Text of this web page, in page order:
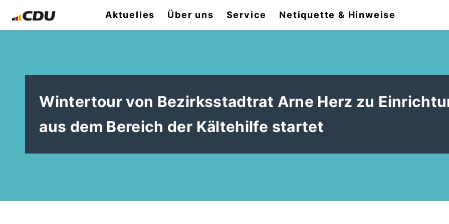
Aktuelles Über uns Service Netiquette & Hinweise
Wintertour von Bezirksstadtrat Arne Herz zu
aus dem Bereich der Kältehilfe startet